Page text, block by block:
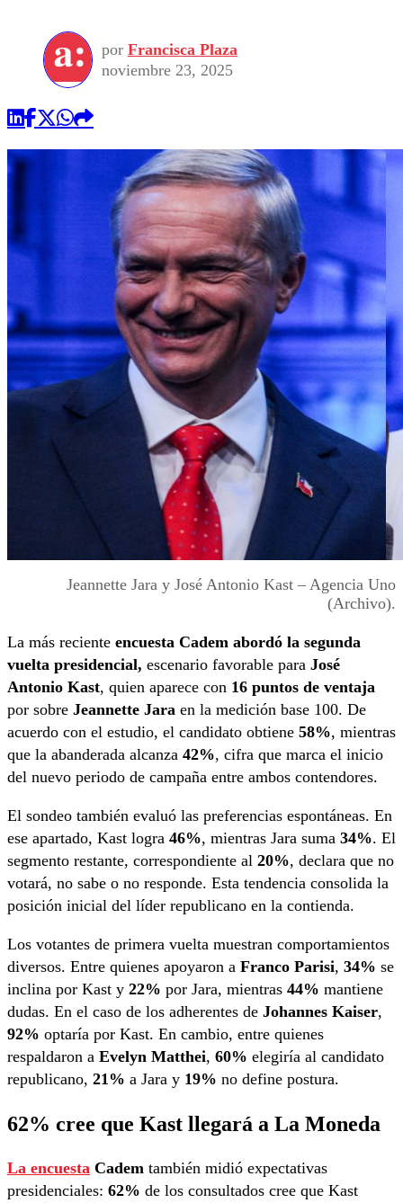
por Francisca Plaza
noviembre 23, 2025
Jeannette Jara y José Antonio Kast – Agencia Uno
(Archivo).
La más reciente encuesta Cadem abordó la segunda
vuelta presidencial, escenario favorable para José
Antonio Kast, quien aparece con 16 puntos de ventaja
por sobre Jeannette Jara en la medición base 100. De
acuerdo con el estudio, el candidato obtiene 58%, mientras
que la abanderada alcanza 42%, cifra que marca el inicio
del nuevo periodo de campaña entre ambos contendores.
El sondeo también evaluó las preferencias espontáneas. En
ese apartado, Kast logra 46%, mientras Jara suma 34%. El
segmento restante, correspondiente al 20%, declara que no
votará, no sabe o no responde. Esta tendencia consolida la
posición inicial del líder republicano en la contienda.
Los votantes de primera vuelta muestran comportamientos
diversos. Entre quienes apoyaron a Franco Parisi, 34% se
inclina por Kast y 22% por Jara, mientras 44% mantiene
dudas. En el caso de los adherentes de Johannes Kaiser,
92% optaría por Kast. En cambio, entre quienes
respaldaron a Evelyn Matthei, 60% elegiría al candidato
republicano, 21% a Jara y 19% no define postura.
62% cree que Kast llegará a La Moneda
La encuesta Cadem también midió expectativas
presidenciales: 62% de los consultados cree que Kast